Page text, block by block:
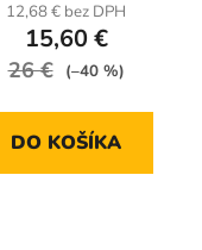
12,68 € bez DPH
15,60 €
26 € (–40 %)
DO KOŠÍKA